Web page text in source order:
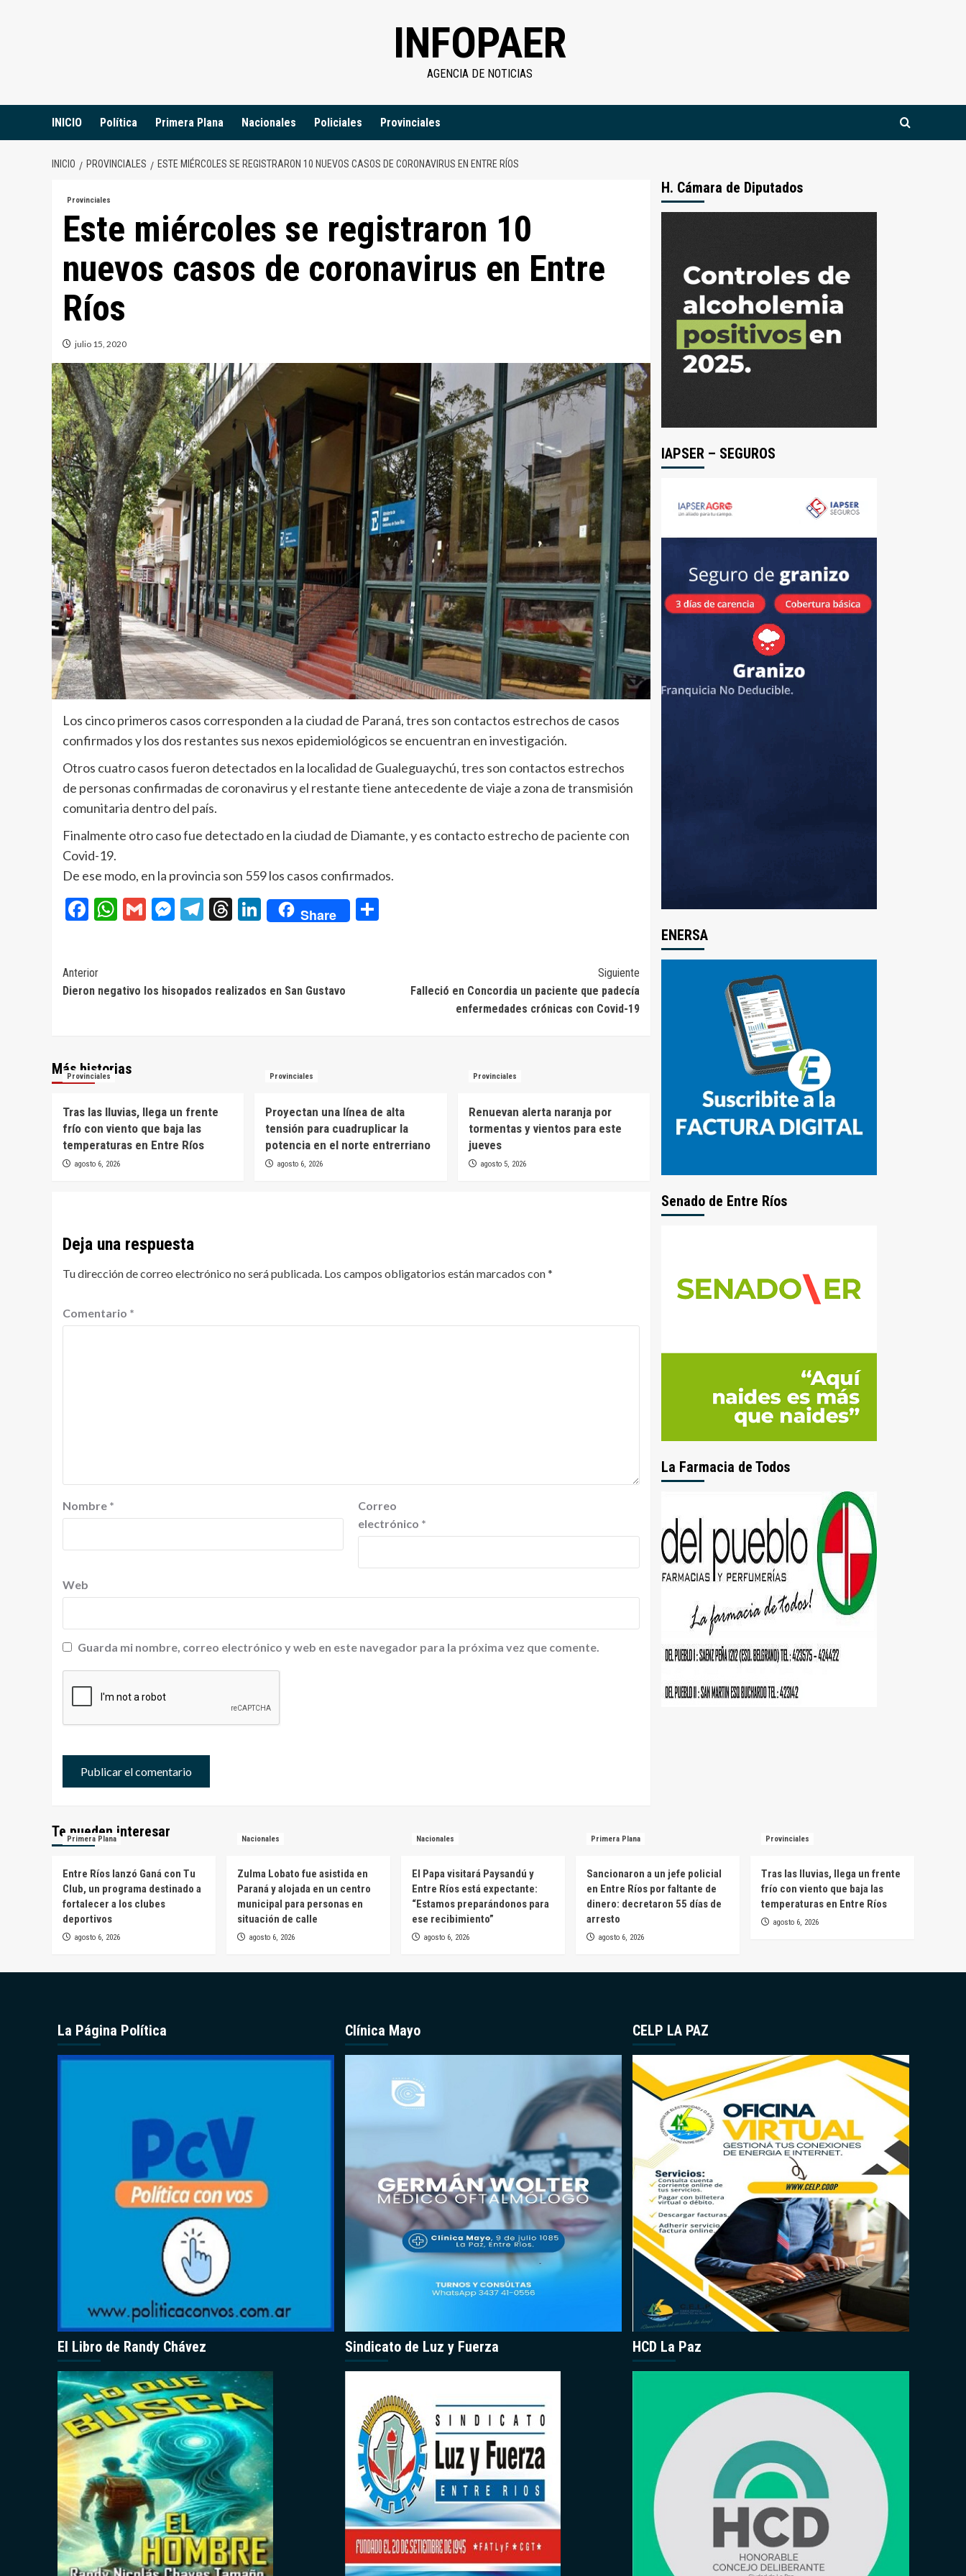
INFOPAER
AGENCIA DE NOTICIAS
INICIO Política Primera Plana Nacionales Policiales Provinciales
INICIO PROVINCIALES ESTE MIÉRCOLES SE REGISTRARON 10 NUEVOS CASOS DE CORONAVIRUS EN ENTRE RÍOS
Provinciales
Este miércoles se registraron 10
nuevos casos de coronavirus en Entre
Ríos
julio 15, 2020
Los cinco primeros casos corresponden a la ciudad de Paraná, tres son contactos estrechos de casos
confirmados y los dos restantes sus nexos epidemiológicos se encuentran en investigación.
Otros cuatro casos fueron detectados en la localidad de Gualeguaychú, tres son contactos estrechos
de personas confirmadas de coronavirus y el restante tiene antecedente de viaje a zona de transmisión
comunitaria dentro del país.
Finalmente otro caso fue detectado en la ciudad de Diamante, y es contacto estrecho de paciente con
Covid-19.
De ese modo, en la provincia son 559 los casos confirmados.
Facebook
WhatsApp
GmailMessenger
Telegram
Threads
LinkedIn
Share
Navegación
de
Anterior
Dieron negativo los hisopados realizados en San Gustavo
Siguiente
Falleció en Concordia un paciente que padecía
enfermedades crónicas con Covid-19
Más historias
Provinciales
Tras las lluvias, llega un frente
frío con viento que baja las
temperaturas en Entre Ríos
agosto 6, 2026
Provinciales
Proyectan una línea de alta
tensión para cuadruplicar la
potencia en el norte entrerriano
agosto 6, 2026
Provinciales
Renuevan alerta naranja por
tormentas y vientos para este
jueves
agosto 5, 2026
Deja una respuesta
Tu dirección de correo electrónico no será publicada. Los campos obligatorios están marcados con*
Comentario *
Nombre *
Correo
electrónico *
Web
Guarda mi nombre, correo electrónico y web en este navegador para la próxima vez que comente.
H. Cámara de Diputados
IAPSER – SEGUROS
ENERSA
Senado de Entre Ríos
La Farmacia de Todos
Te pueden interesar
Primera Plana
Entre Ríos lanzó Ganá con Tu
Club, un programa destinado a
fortalecer a los clubes
deportivos
agosto 6, 2026
Nacionales
Zulma Lobato fue asistida en
Paraná y alojada en un centro
municipal para personas en
situación de calle
agosto 6, 2026
Nacionales
El Papa visitará Paysandú y
Entre Ríos está expectante:
“Estamos preparándonos para
ese recibimiento”
agosto 6, 2026
Primera Plana
Sancionaron a un jefe policial
en Entre Ríos por faltante de
dinero: decretaron 55 días de
arresto
agosto 6, 2026
Provinciales
Tras las lluvias, llega un frente
frío con viento que baja las
temperaturas en Entre Ríos
agosto 6, 2026
La Página Política
El Libro de Randy Chávez
Clínica Mayo
Sindicato de Luz y Fuerza
CELP LA PAZ
HCD La Paz